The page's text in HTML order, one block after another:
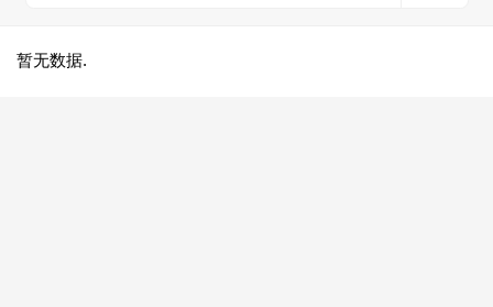
暂无数据.